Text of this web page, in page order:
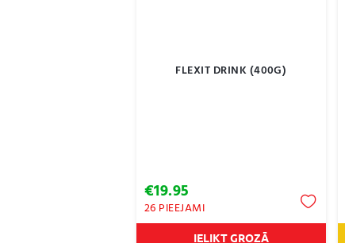
FLEXIT DRINK (400G)
€19.95
26 PIEEJAMI
IELIKT GROZĀ